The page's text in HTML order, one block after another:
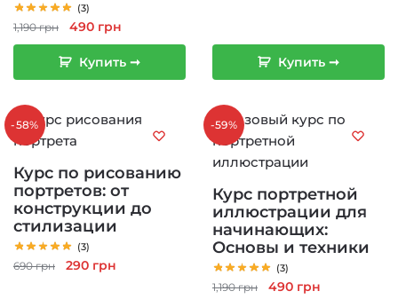
(3)
1,190грн
Первоначальная
цена
составляла
1,190 грн.
490 грн
цена:
490 грн.
Купить ➞
1,190 грн.
Купить ➞
-58%
Курс по рисованию
портретов: от
конструкции до
стилизации
(3)
690грн
Первоначальная
290 грн
-59%
Курс портретной
иллюстрации для
начинающих:
Основы и техники
(3)
1,190грн
Первоначальная
490 грн